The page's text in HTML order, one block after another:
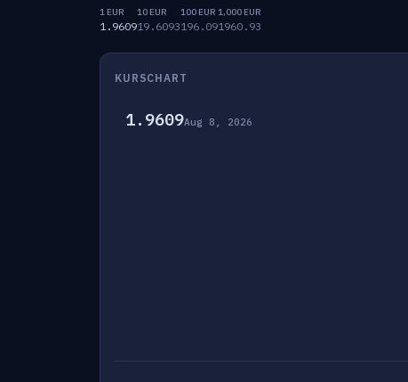
1 EUR
1.9609
10 EUR
19.6093
100 EUR
196.09
1,000 EUR
1960.93
KURSCHART
1.9609Aug 8, 2026